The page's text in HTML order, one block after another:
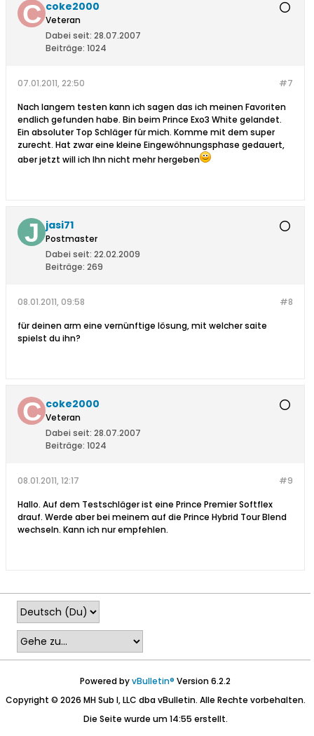
coke2000
Veteran
Dabei seit: 28.07.2007
Beiträge: 1024
#7
07.01.2011, 22:50
Nach langem testen kann ich sagen das ich meinen Favoriten
endlich gefunden habe. Bin beim Prince Exo3 White gelandet.
Ein absoluter Top Schläger für mich. Komme mit dem super
zurecht. Hat zwar eine kleine Eingewöhnungsphase gedauert,
aber jetzt will ich Ihn nicht mehr hergeben
jasi71
Postmaster
Dabei seit: 22.02.2009
Beiträge: 269
#8
08.01.2011, 09:58
für deinen arm eine vernünftige lösung, mit welcher saite
spielst du ihn?
coke2000
Veteran
Dabei seit: 28.07.2007
Beiträge: 1024
#9
08.01.2011, 12:17
Hallo. Auf dem Testschläger ist eine Prince Premier Softflex
drauf. Werde aber bei meinem auf die Prince Hybrid Tour Blend
wechseln. Kann ich nur empfehlen.
Powered byvBulletin® Version 6.2.2
Copyright © 2026 MH Sub I, LLC dba vBulletin. Alle Rechte vorbehalten.
Die Seite wurde um 14:55 erstellt.